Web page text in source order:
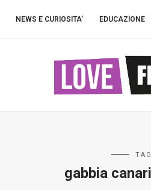
NEWS E CURIOSITA’ EDUCAZIONE
TAG
gabbia